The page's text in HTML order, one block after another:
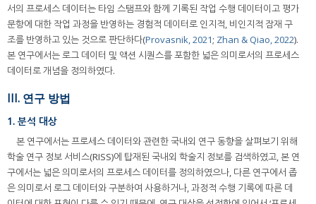
서의 프로세스 데이터는 타임 스탬프와 함께 기록된 작업 수행 데이터이고 평가
문항에 대한 작업 과정을 반영하는 경험적 데이터로 인지적, 비인지적 잠재 구
조를 반영하고 있는 것으로 판단하다(Provasnik, 2021; Zhan & Qiao, 2022).
본 연구에서는 로그 데이터 및 액션 시퀀스를 포함한 넓은 의미로서의 프로세스
데이터로 개념을 정의하였다.
III. 연구 방법
1. 분석 대상
본 연구에서는 프로세스 데이터와 관련한 국내외 연구 동향을 살펴보기 위해
학술 연구 정보 서비스(RISS)에 탑재된 국내외 학술지 정보를 검색하였고, 본 연
구에서는 넓은 의미로서의 프로세스 데이터를 정의하였으나, 다른 연구에서 좁
은 의미로서 로그 데이터와 구분하여 사용하거나, 과정적 수행 기록에 따른 데